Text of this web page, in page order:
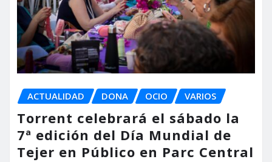
ACTUALIDAD DONA OCIO VARIOS
Torrent celebrará el sábado la
7ª edición del Día Mundial de
Tejer en Público en Parc Central